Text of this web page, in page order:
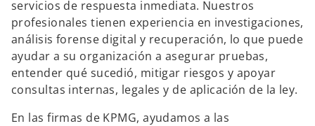
servicios de respuesta inmediata. Nuestros
profesionales tienen experiencia en investigaciones,
análisis forense digital y recuperación, lo que puede
ayudar a su organización a asegurar pruebas,
entender qué sucedió, mitigar riesgos y apoyar
consultas internas, legales y de aplicación de la ley.
En las firmas de KPMG, ayudamos a las